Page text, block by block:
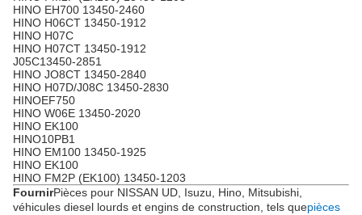
HINO EH700 13450-2460
HINO H06CT 13450-1912
HINO H07C
HINO H07CT 13450-1912
J05C13450-2851
HINO JO8CT 13450-2840
HINO H07D/J08C 13450-2830
HINOEF750
HINO W06E 13450-2020
HINO EK100
HINO10PB1
HINO EM100 13450-1925
HINO EK100
HINO FM2P (EK100) 13450-1203
FournirPièces pour NISSAN UD, Isuzu, Hino, Mitsubishi,
véhicules diesel lourds et engins de construction, tels quepièces